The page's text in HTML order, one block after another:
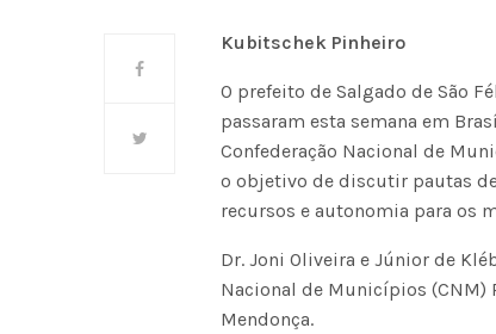
Kubitschek Pinheiro
O prefeito de Salgado de São
passaram esta semana em
Confederação Nacional de
o objetivo de discutir pautas
recursos e autonomia para os
Dr. Joni Oliveira e Júnior de
Nacional de Municípios (CNM)
Mendonça.